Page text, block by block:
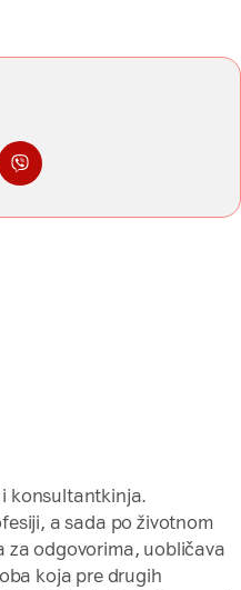
imejlna WhatsApp
Podelite na Viberu
konsultantkinja.
a sada po životnom
za odgovorima, uobličava
koja pre drugih